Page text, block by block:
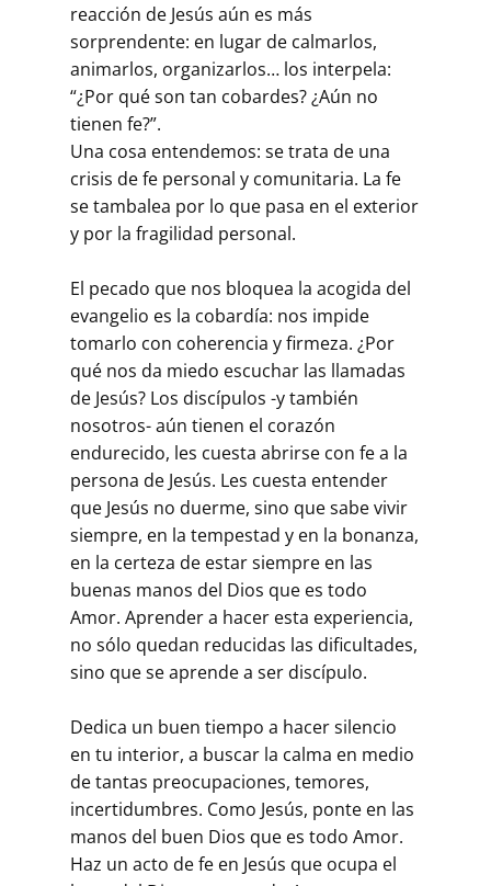
reacción de Jesús aún es más
sorprendente: en lugar de calmarlos,
animarlos, organizarlos… los interpela:
“¿Por qué son tan cobardes? ¿Aún no
tienen fe?”.
Una cosa entendemos: se trata de una
crisis de fe personal y comunitaria. La fe
se tambalea por lo que pasa en el exterior
y por la fragilidad personal.
El pecado que nos bloquea la acogida del
evangelio es la cobardía: nos impide
tomarlo con coherencia y firmeza. ¿Por
qué nos da miedo escuchar las llamadas
de Jesús? Los discípulos -y también
nosotros- aún tienen el corazón
endurecido, les cuesta abrirse con fe a la
persona de Jesús. Les cuesta entender
que Jesús no duerme, sino que sabe vivir
siempre, en la tempestad y en la bonanza,
en la certeza de estar siempre en las
buenas manos del Dios que es todo
Amor. Aprender a hacer esta experiencia,
no sólo quedan reducidas las dificultades,
sino que se aprende a ser discípulo.
Dedica un buen tiempo a hacer silencio
en tu interior, a buscar la calma en medio
de tantas preocupaciones, temores,
incertidumbres. Como Jesús, ponte en las
manos del buen Dios que es todo Amor.
Haz un acto de fe en Jesús que ocupa el